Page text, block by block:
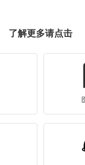
了解更多请点击